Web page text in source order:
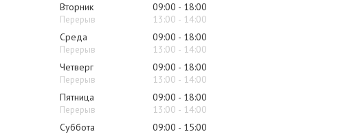
Вторник
09:00
18:00
13:00
14:00
Среда
09:00
18:00
13:00
14:00
Четверг
09:00
18:00
13:00
14:00
Пятница
09:00
18:00
13:00
14:00
Суббота
09:00
15:00